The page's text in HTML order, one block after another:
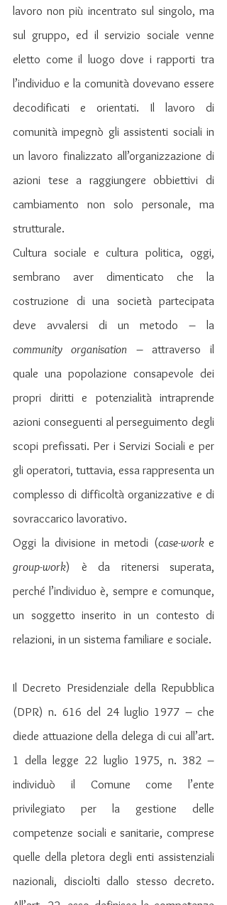
lavoro non più incentrato sul singolo, ma
sul gruppo, ed il servizio sociale venne
eletto come il luogo dove i rapporti tra
l’individuo e la comunità dovevano essere
decodificati e orientati. Il lavoro di
comunità impegnò gli assistenti sociali in
un lavoro finalizzato all’organizzazione di
azioni tese a raggiungere obbiettivi di
cambiamento non solo personale, ma
strutturale.
Cultura sociale e cultura politica, oggi,
sembrano aver dimenticato che la
costruzione di una società partecipata
community organisation – attraverso il
quale una popolazione consapevole dei
propri diritti e potenzialità intraprende
azioni conseguenti al perseguimento degli
scopi prefissati. Per i Servizi Sociali e per
gli operatori, tuttavia, essa rappresenta un
complesso di difficoltà organizzative e di
sovraccarico lavorativo.
Oggi la divisione in metodi (case-work
group-work) è da ritenersi superata,
perché l’individuo è, sempre e comunque,
un soggetto inserito in un contesto di
relazioni, in un sistema familiare e sociale.
Il Decreto Presidenziale della Repubblica
(DPR) n. 616 del 24 luglio 1977 – che
diede attuazione della delega di cui all’art.
1 della legge 22 luglio 1975, n. 382 –
individuò il Comune come l’ente
privilegiato per la gestione delle
competenze sociali e sanitarie, comprese
quelle della pletora degli enti assistenziali
nazionali, disciolti dallo stesso decreto.